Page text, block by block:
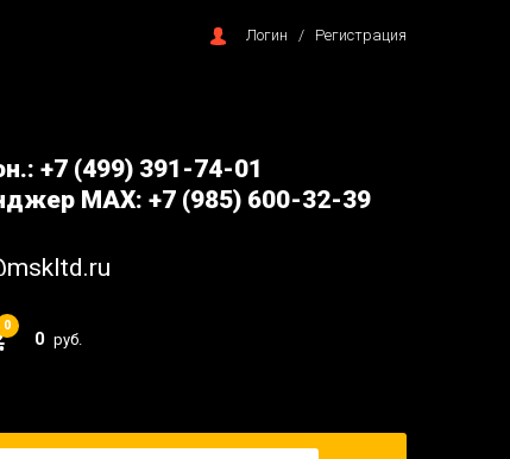
Логин / Регистрация
+7 (499) 391-74-01
MAX: +7 (985) 600-32-39
0
0 руб.